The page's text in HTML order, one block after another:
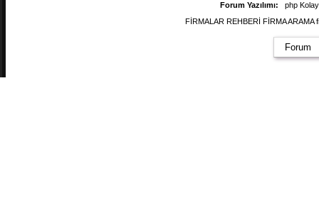
Forum Yazılımı:
php
FİRMALAR REHBERİ FİRMA
Forum